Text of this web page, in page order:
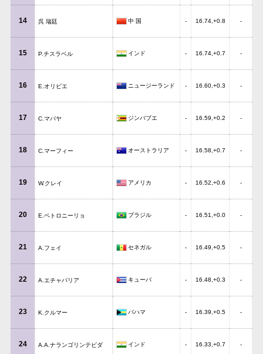
14 呉 瑞廷 中 国 - 16.74,+0.8 -
15 P.チスラベル インド - 16.74,+0.7 -
16 E.オリビエ ニュージーランド - 16.60,+0.3 -
17 C.マパヤ ジンバブエ - 16.59,+0.2 -
18 C.マーフィー オーストラリア - 16.58,+0.7 -
19 W.クレイ アメリカ - 16.52,+0.6 -
20 E.ペトロニーリョ ブラジル - 16.51,+0.0 -
21 A.フェイ セネガル - 16.49,+0.5 -
22 A.エチャバリア キューバ - 16.48,+0.3 -
23 K.クルマー バハマ - 16.39,+0.5 -
24 A.A.ナランゴリンテビダ インド - 16.33,+0.7 -